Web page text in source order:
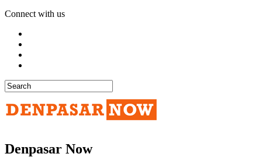
Connect with us
Denpasar Now